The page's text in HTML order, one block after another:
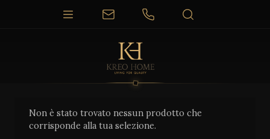
Non è stato trovato nessun prodotto che
corrisponde alla tua selezione.